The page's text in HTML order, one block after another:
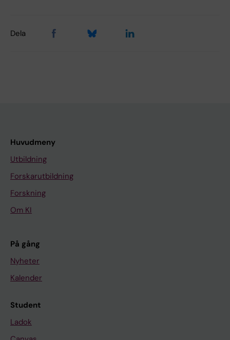
Dela
Huvudmeny
Utbildning
Forskarutbildning
Forskning
Om KI
På gång
Nyheter
Kalender
Student
Ladok